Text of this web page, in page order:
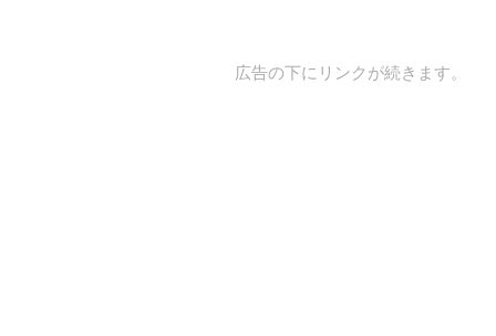
広告の下にリンクが続きます。